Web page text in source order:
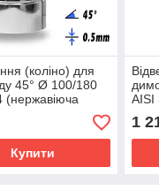
(коліно) для
45° Ø 100/180
(нержавіюча
мм)
Купити
AISI
1